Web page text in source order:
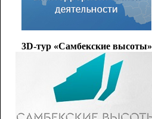
3D-тур «Самбекские высоты»